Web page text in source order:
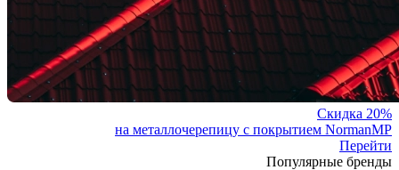
Скидка 20%
на металлочерепицу с покрытием NormanMP
Перейти
Популярные бренды